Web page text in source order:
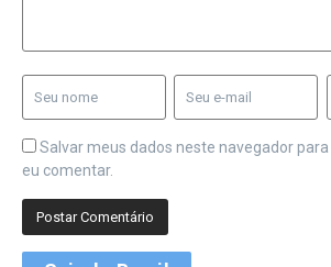
Salvar meus dados neste navegador
eu comentar.